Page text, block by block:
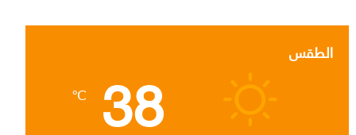
ب
و
ق
ر
الطقس 38
℃